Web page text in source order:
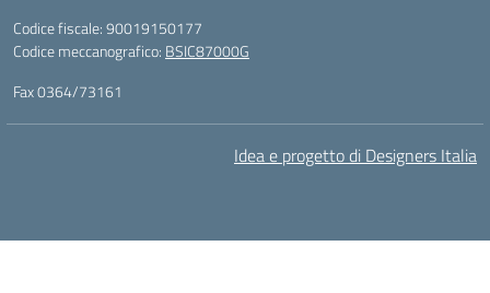
Codice fiscale: 90019150177
Codice meccanografico: BSIC87000G
Fax 0364/73161
Idea e progetto di Designers Italia